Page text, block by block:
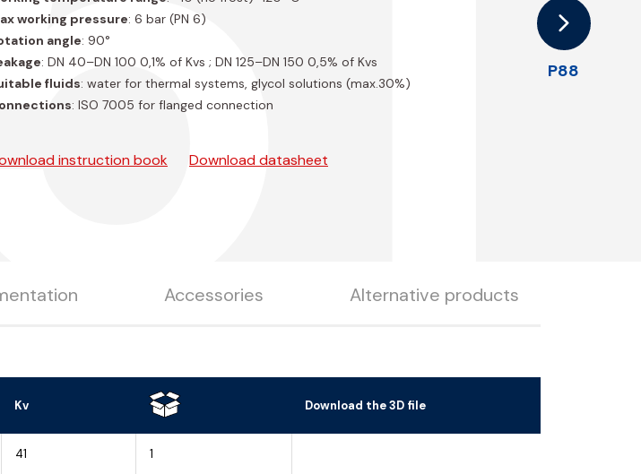
P88
working pressure: 6 bar (PN 6)
angle: 90°
: DN 40–DN 100 0,1% of Kvs ; DN 125–DN 150 0,5% of Kvs
fluids: water for thermal systems, glycol solutions (max.30%)
: ISO 7005 for flanged connection
instruction book Download datasheet
Accessories Alternative products
Kv Download the 3D file
41 1